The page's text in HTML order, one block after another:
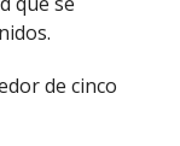
de cinco